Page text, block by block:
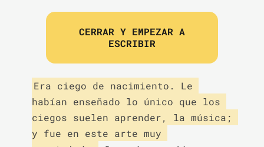
CERRAR Y EMPEZAR A
ESCRIBIR
Era ciego de nacimiento. Le
habían enseñado lo único que los
ciegos suelen aprender, la música;
y fue en este arte muy